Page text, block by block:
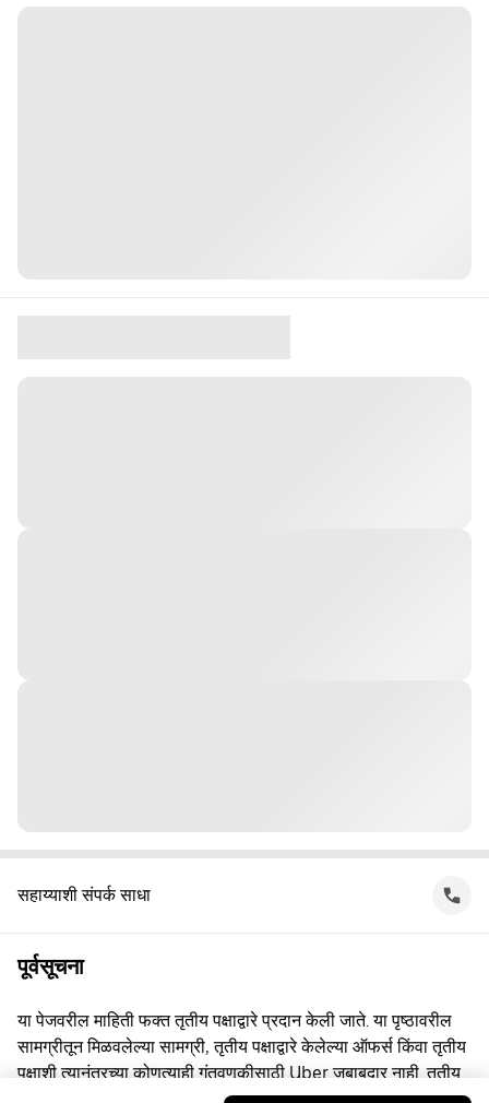
सहाय्याशी संपर्क साधा
पूर्वसूचना
या पेजवरील माहिती फक्त तृतीय पक्षाद्वारे प्रदान केली जाते. या पृष्ठावरील
सामग्रीतून मिळवलेल्या सामग्री, तृतीय पक्षाद्वारे केलेल्या ऑफर्स किंवा तृतीय
पक्षाशी त्यानंतरच्या कोणत्याही गुंतवणूकीसाठी Uber जबाबदार नाही. तृतीय